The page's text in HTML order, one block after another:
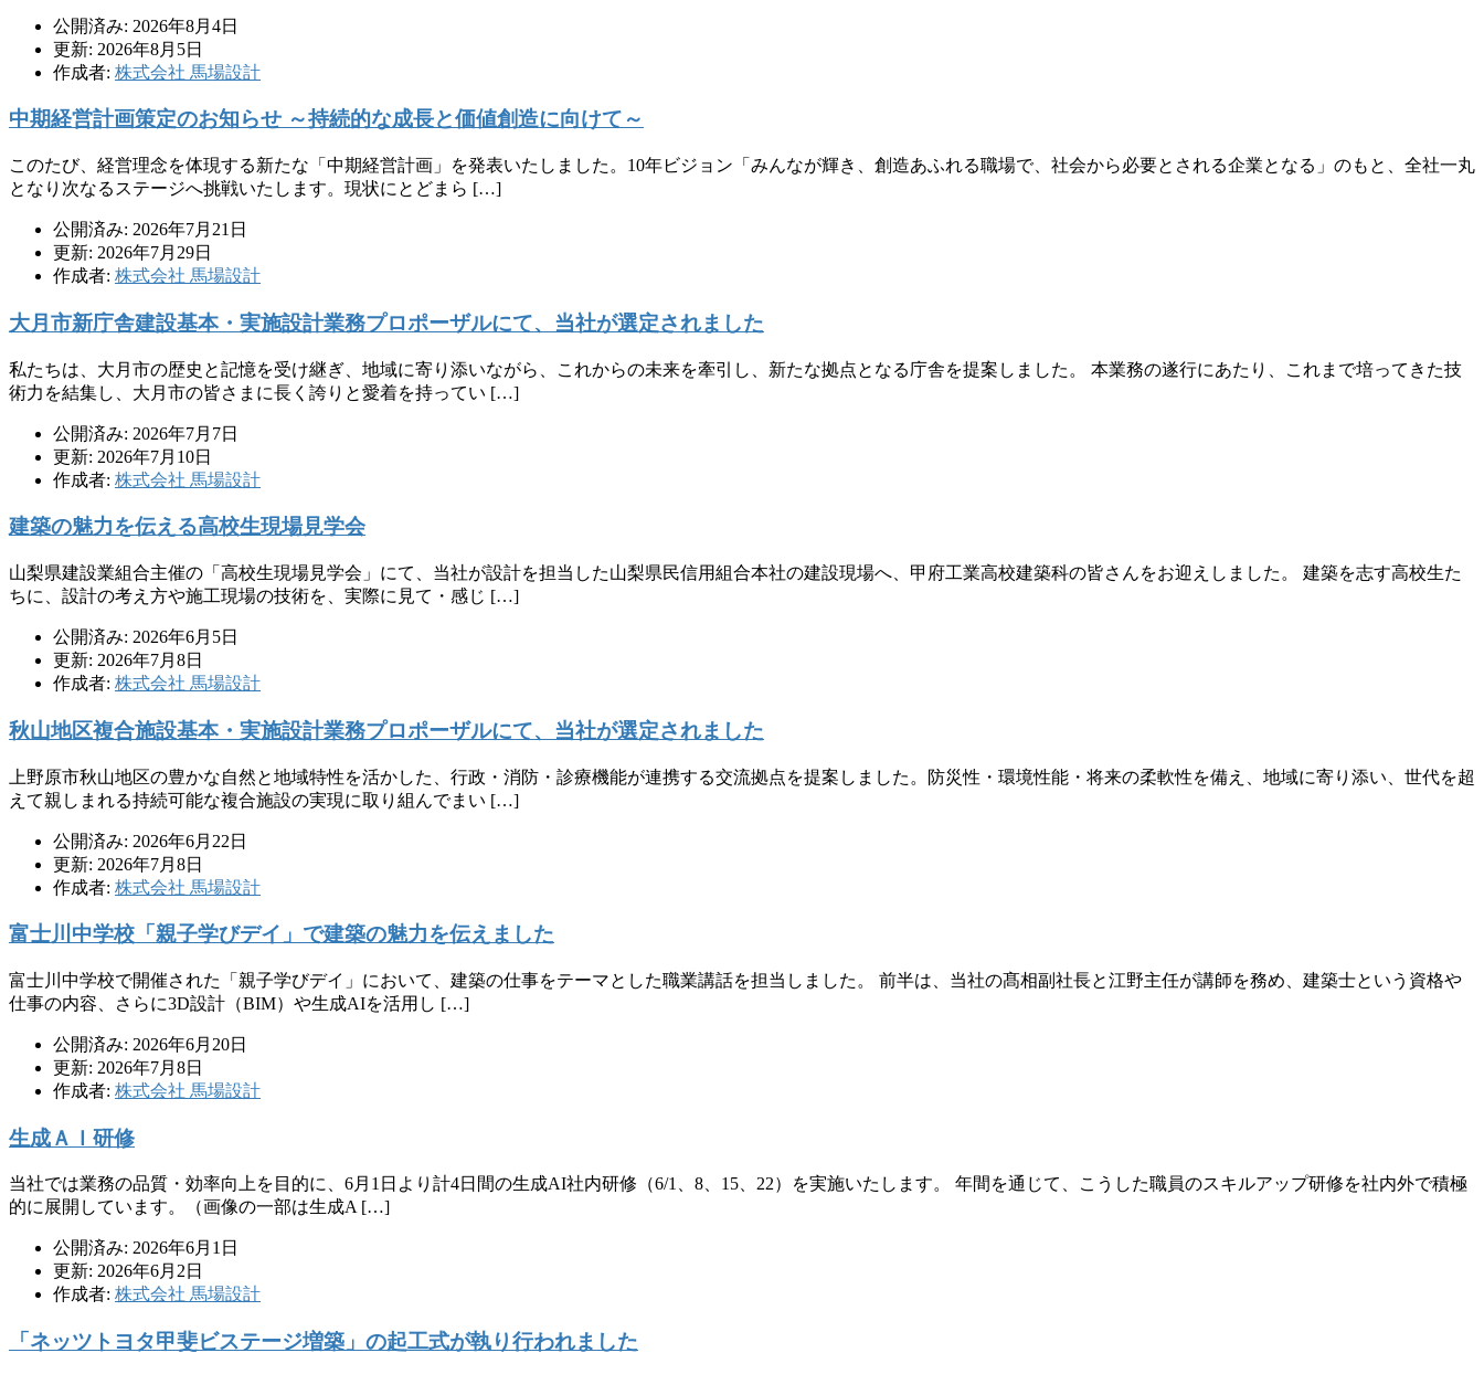
公開済み: 2026年8月4日
更新: 2026年8月5日
作成者: 株式会社 馬場設計
中期経営計画策定のお知らせ ～持続的な成長と価値創造に向けて～
このたび、経営理念を体現する新たな「中期経営計画」を発表いたしました。10年ビジョン「みんなが輝き、創造あふれる職場で、社会から必要とされる企業となる」のもと、全社一丸
となり次なるステージへ挑戦いたします。現状にとどまら […]
公開済み: 2026年7月21日
更新: 2026年7月29日
作成者: 株式会社 馬場設計
大月市新庁舎建設基本・実施設計業務プロポーザルにて、当社が選定されました
私たちは、大月市の歴史と記憶を受け継ぎ、地域に寄り添いながら、これからの未来を牽引し、新たな拠点となる庁舎を提案しました。 本業務の遂行にあたり、これまで培ってきた技
術力を結集し、大月市の皆さまに長く誇りと愛着を持ってい […]
公開済み: 2026年7月7日
更新: 2026年7月10日
作成者: 株式会社 馬場設計
建築の魅力を伝える高校生現場見学会
山梨県建設業組合主催の「高校生現場見学会」にて、当社が設計を担当した山梨県民信用組合本社の建設現場へ、甲府工業高校建築科の皆さんをお迎えしました。 建築を志す高校生た
ちに、設計の考え方や施工現場の技術を、実際に見て・感じ […]
公開済み: 2026年6月5日
更新: 2026年7月8日
作成者: 株式会社 馬場設計
秋山地区複合施設基本・実施設計業務プロポーザルにて、当社が選定されました
上野原市秋山地区の豊かな自然と地域特性を活かした、行政・消防・診療機能が連携する交流拠点を提案しました。防災性・環境性能・将来の柔軟性を備え、地域に寄り添い、世代を超
えて親しまれる持続可能な複合施設の実現に取り組んでまい […]
公開済み: 2026年6月22日
更新: 2026年7月8日
作成者: 株式会社 馬場設計
富士川中学校「親子学びデイ」で建築の魅力を伝えました
富士川中学校で開催された「親子学びデイ」において、建築の仕事をテーマとした職業講話を担当しました。 前半は、当社の髙相副社長と江野主任が講師を務め、建築士という資格や
仕事の内容、さらに3D設計（BIM）や生成AIを活用し […]
公開済み: 2026年6月20日
更新: 2026年7月8日
作成者: 株式会社 馬場設計
生成ＡＩ研修
当社では業務の品質・効率向上を目的に、6月1日より計4日間の生成AI社内研修（6/1、8、15、22）を実施いたします。 年間を通じて、こうした職員のスキルアップ研修を社内外で積極
的に展開しています。（画像の一部は生成A […]
公開済み: 2026年6月1日
更新: 2026年6月2日
作成者: 株式会社 馬場設計
「ネッツトヨタ甲斐ビステージ増築」の起工式が執り行われました